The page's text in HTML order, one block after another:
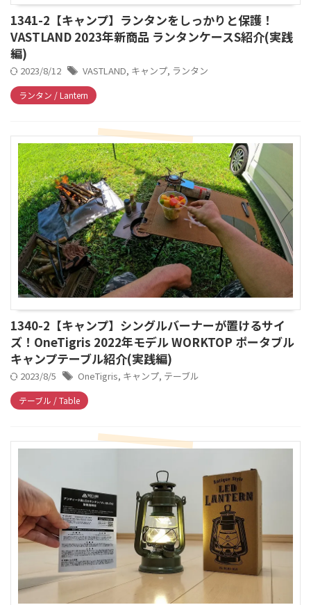
1341-2【キャンプ】ランタンをしっかりと保護！
VASTLAND 2023年新商品 ランタンケースS紹介(実践
編)
2023/8/12 VASTLAND, キャンプ, ランタン
ランタン / Lantern
1340-2【キャンプ】シングルバーナーが置けるサイ
ズ！OneTigris 2022年モデル WORKTOP ポータブル
キャンプテーブル紹介(実践編)
2023/8/5 OneTigris, キャンプ, テーブル
テーブル / Table